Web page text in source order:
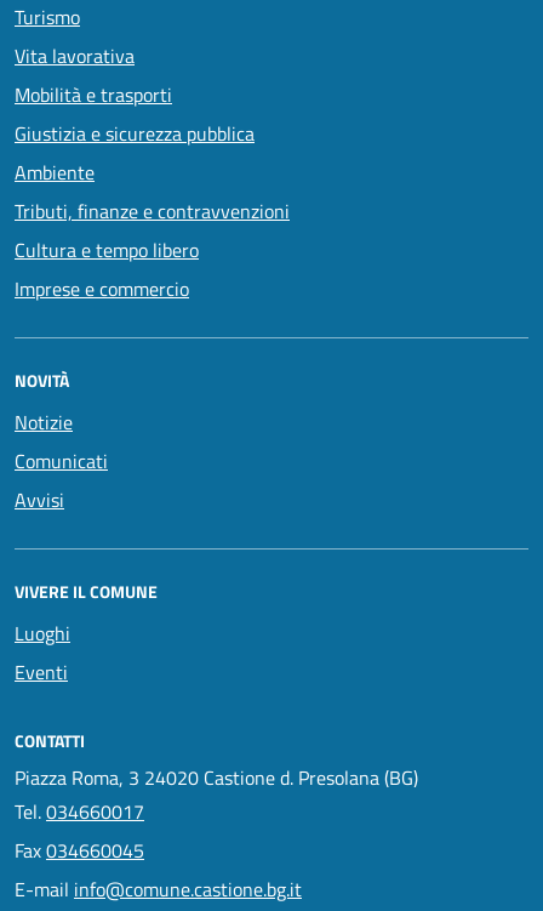
Turismo
Vita lavorativa
Mobilità e trasporti
Giustizia e sicurezza pubblica
Ambiente
Tributi, finanze e contravvenzioni
Cultura e tempo libero
Imprese e commercio
NOVITÀ
Notizie
Comunicati
Avvisi
VIVERE IL COMUNE
Luoghi
Eventi
CONTATTI
Piazza Roma, 3 24020 Castione d. Presolana (BG)
Tel.034660017
Fax034660045
E-mail info@comune.castione.bg.it